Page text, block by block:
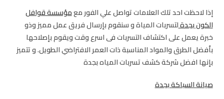
إذا لاحظت احد تلك العلامات تواصل علي الفور معمؤسسة قوافل
الكون بجدةلتسربات المياة و سنقوم بإرسال فريق عمل مميز وذو
خبرة يعمل على اكتشاف التسربات فى اسرع وقت ويقوم بإصلاحها
بأفضل الطرق والمواد المناسبة ذات العمر الافتراضي الطويل. و تتميز
بإنها افضل شركة كشف تسربات المياه بجدة
صيانة السباكة بجدة